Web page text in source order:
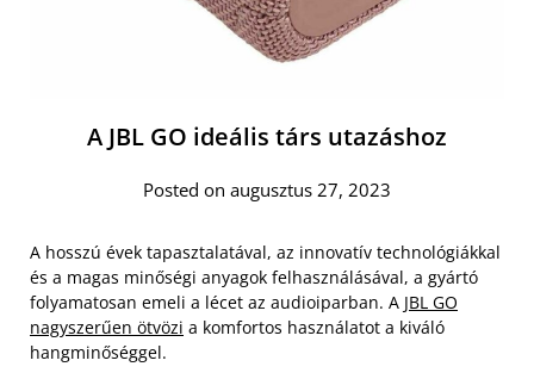
A JBL GO ideális társ utazáshoz
Posted on augusztus 27, 2023
A hosszú évek tapasztalatával, az innovatív technológiákkal
és a magas minőségi anyagok felhasználásával, a gyártó
folyamatosan emeli a lécet az audioiparban. A JBL GO
nagyszerűen ötvözi a komfortos használatot a kiváló
hangminőséggel.